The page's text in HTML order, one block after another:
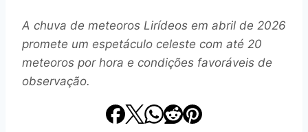
A chuva de meteoros Lirídeos em abril de 2026
promete um espetáculo celeste com até 20
meteoros por hora e condições favoráveis de
observação.